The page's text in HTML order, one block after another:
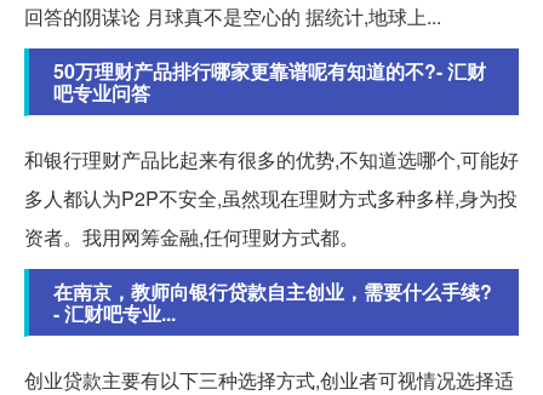
回答的阴谋论 月球真不是空心的 据统计,地球上...
50万理财产品排行哪家更靠谱呢有知道的不?- 汇财
吧专业问答
和银行理财产品比起来有很多的优势,不知道选哪个,可能好
多人都认为P2P不安全,虽然现在理财方式多种多样,身为投
资者。我用网筹金融,任何理财方式都。
在南京，教师向银行贷款自主创业，需要什么手续?
- 汇财吧专业...
创业贷款主要有以下三种选择方式,创业者可视情况选择适